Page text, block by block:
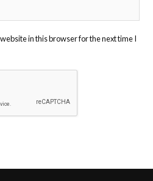
in this browser for the next time I